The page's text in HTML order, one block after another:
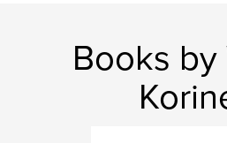
Books by